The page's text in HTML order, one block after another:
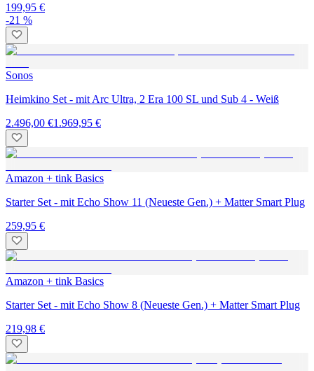
199,95 €
-21 %
Sonos
Heimkino Set - mit Arc Ultra, 2 Era 100 SL und Sub 4 - Weiß
2.496,00 €1.969,95 €
Amazon + tink Basics
Starter Set - mit Echo Show 11 (Neueste Gen.) + Matter Smart Plug
259,95 €
Amazon + tink Basics
Starter Set - mit Echo Show 8 (Neueste Gen.) + Matter Smart Plug
219,98 €